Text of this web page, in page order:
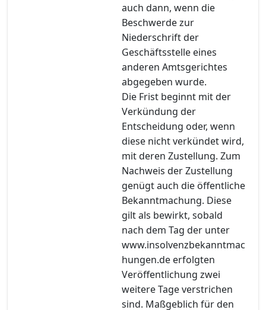
auch dann, wenn die
Beschwerde zur
Niederschrift der
Geschäftsstelle eines
anderen Amtsgerichtes
abgegeben wurde.
Die Frist beginnt mit der
Verkündung der
Entscheidung oder, wenn
diese nicht verkündet wird,
mit deren Zustellung. Zum
Nachweis der Zustellung
genügt auch die öffentliche
Bekanntmachung. Diese
gilt als bewirkt, sobald
nach dem Tag der unter
www.insolvenzbekanntmac
hungen.de erfolgten
Veröffentlichung zwei
weitere Tage verstrichen
sind. Maßgeblich für den